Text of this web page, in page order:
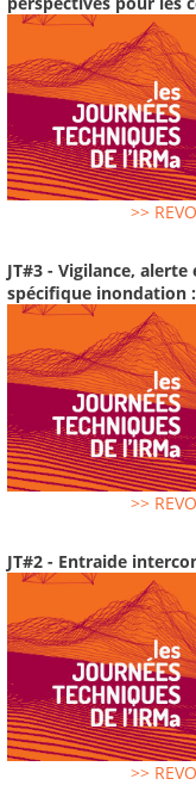
>>
JT#3 - Vigilance,
spécifique inondation :
>>
JT#2 - Entraide
>>